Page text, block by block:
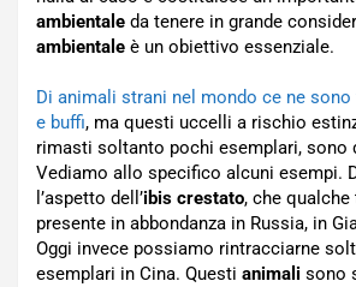
ambientale da tenere in grande
ambientale è un obiettivo essenziale.
Di animali strani nel mondo ce ne
e buffi, ma questi uccelli a rischio
rimasti soltanto pochi esemplari, sono
Vediamo allo specifico alcuni esempi.
l’aspetto dell’ibis crestato, che
presente in abbondanza in Russia, in
Oggi invece possiamo rintracciarne
esemplari in Cina. Questi animali sono